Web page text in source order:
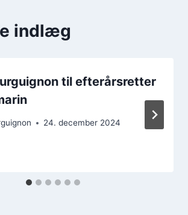
indlæg
til efterårsretter
24. december 2024